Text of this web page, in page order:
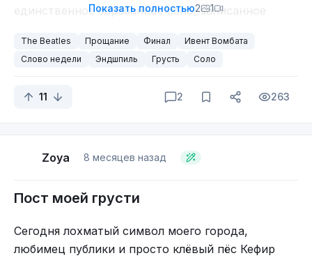
единственное барабанное соло, записанное
Маккартни вспоминает, что Старра пришлось
для песни. Его соло было записано с помощью
двенадцати микрофонов, расположенных вокруг
Маккартни, Джордж Харрисон и Леннон по
очереди исполняют три двухтактовых гитарных
части принадлежала Харрисону, а Леннон
партию. Соло начинаются примерно на 53-й
Показать полностью2 1
The Beatles Прощание Финал
Ивент Вомбата
Слово недели
Эндшпиль Грусть Соло
11 2 263
Zoya 8 месяцев назад
Пост моей грусти
Сегодня лохматый символ моего города,
любимец публики и просто клёвый пёс Кефир